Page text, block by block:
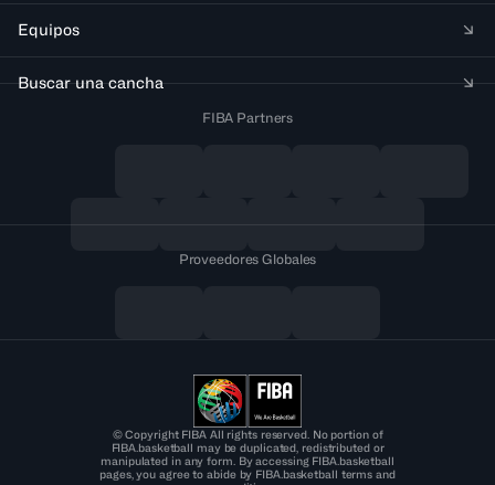
Equipos
Buscar una cancha
FIBA Partners
Proveedores Globales
© Copyright FIBA All rights reserved. No portion of
FIBA.basketball may be duplicated, redistributed or
manipulated in any form. By accessing FIBA.basketball
pages, you agree to abide by FIBA.basketball terms and